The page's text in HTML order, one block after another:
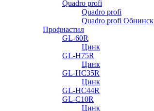
Quadro profi
Quadro profi
Quadro profi Обнинск
Профнастил
GL-60R
Цинк
GL-H75R
Цинк
GL-HC35R
Цинк
GL-HC44R
GL-С10R
Цинк